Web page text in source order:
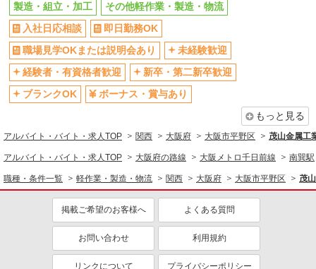
溶接、加工
時給1,600円 月収例： 1600円×8時間＝12,800
円×20日＝25万6,000円 残業を月に40時間した場
合、上記に残業代をプラスして ＼＼＼合計33万円
以上可能／／／ 別途 交通費全額支給
大阪府大阪市平野区長吉出戸
キープ 詳細を見る
株式会社日本ワークプレイス関西/447
円×20日＝20万1,600円 別途 交通費全額支給
大阪府大阪市平野区
キープ 詳細を見る
軽作業・製造・物流
製造・組立・加工
同じ特徴から求人を探す
未経験歓迎
ボーナス・賞与あり
製造・組立・加工
その他軽作業・製造・物流
入社日応相談
即日勤務OK
職場見学OKまたは説明会あり
未経験歓迎
経験者・有資格者歓迎
新卒・第二新卒歓迎
ブランクOK
ボーナス・賞与あり
もっと見る
アルバイト・バイト・求人TOP 関西 大阪府 大阪市平野区 茂山金属工
アルバイト・バイト・求人TOP 大阪府の路線 大阪メトロ千日前線 南巽駅
職種・条件一覧 軽作業・製造・物流 関西 大阪府 大阪市平野区 茂
掲載ご希望のお客様へ よくある質問
お問い合わせ 利用規約
リンクについて プライバシーポリシー